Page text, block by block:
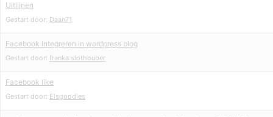
Uitlijnen
Gestart door: Daan71
Facebook integreren in wordpress blog
Gestart door: franka slothouber
Facebook like
Gestart door: Elsgoodies